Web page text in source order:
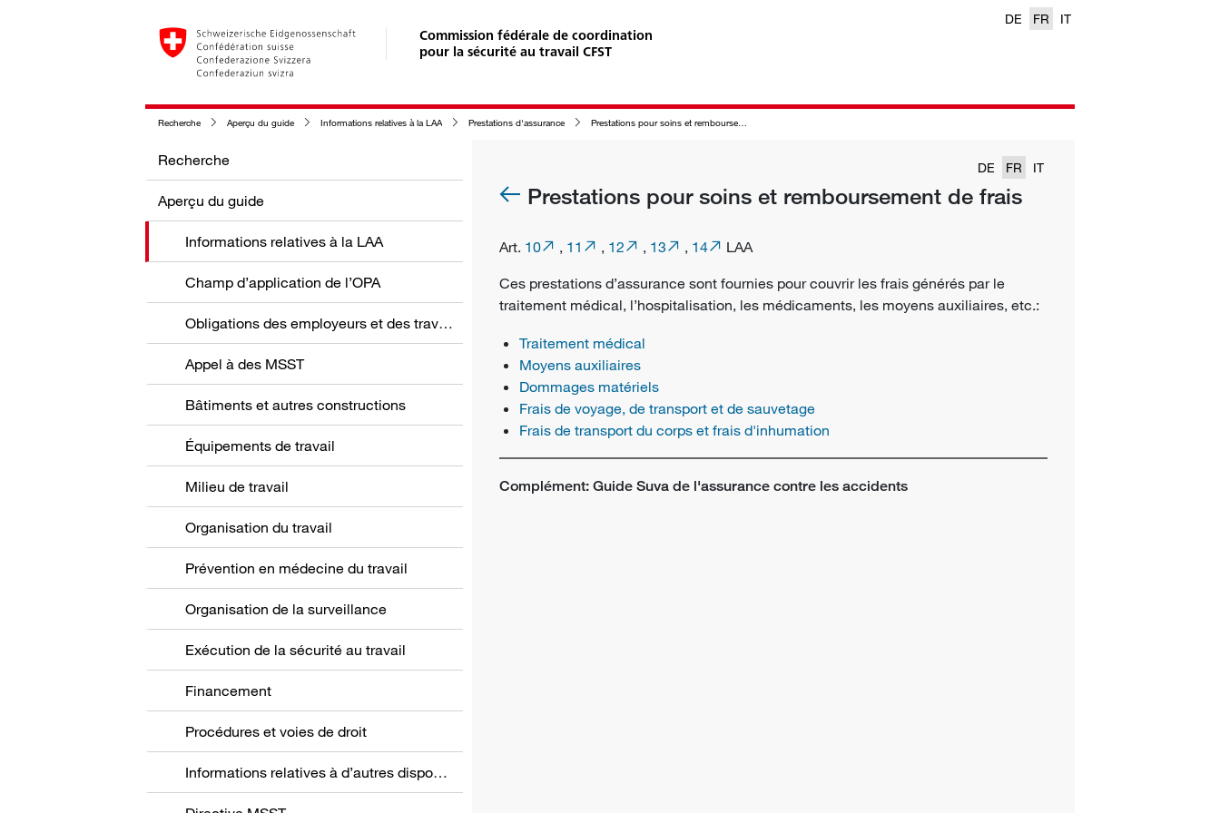
Commission fédérale de coordination
pour la sécurité au travail CFST
DE FR IT
Recherche Aperçu du guide Informations relatives à la LAA Prestations d'assurance Prestations pour soins et remboursement de frais
Recherche
Aperçu du guide
Informations relatives à la LAA
Champ d’application de l’OPA
Obligations des employeurs et des travailleurs
Appel à des MSST
Bâtiments et autres constructions
Équipements de travail
Milieu de travail
Organisation du travail
Prévention en médecine du travail
Organisation de la surveillance
Exécution de la sécurité au travail
Financement
Procédures et voies de droit
Informations relatives à d’autres dispositions
DE FR IT
Prestations pour soins et remboursement de frais
Art. 10 , 11 , 12 , 13 , 14
LAA
Ces prestations d’assurance sont fournies pour couvrir les frais générés par le
traitement médical, l’hospitalisation, les médicaments, les moyens auxiliaires, etc.:
Traitement médical
Moyens auxiliaires
Dommages matériels
Frais de voyage, de transport et de sauvetage
Frais de transport du corps et frais d'inhumation
Complément: Guide Suva de l'assurance contre les accidents